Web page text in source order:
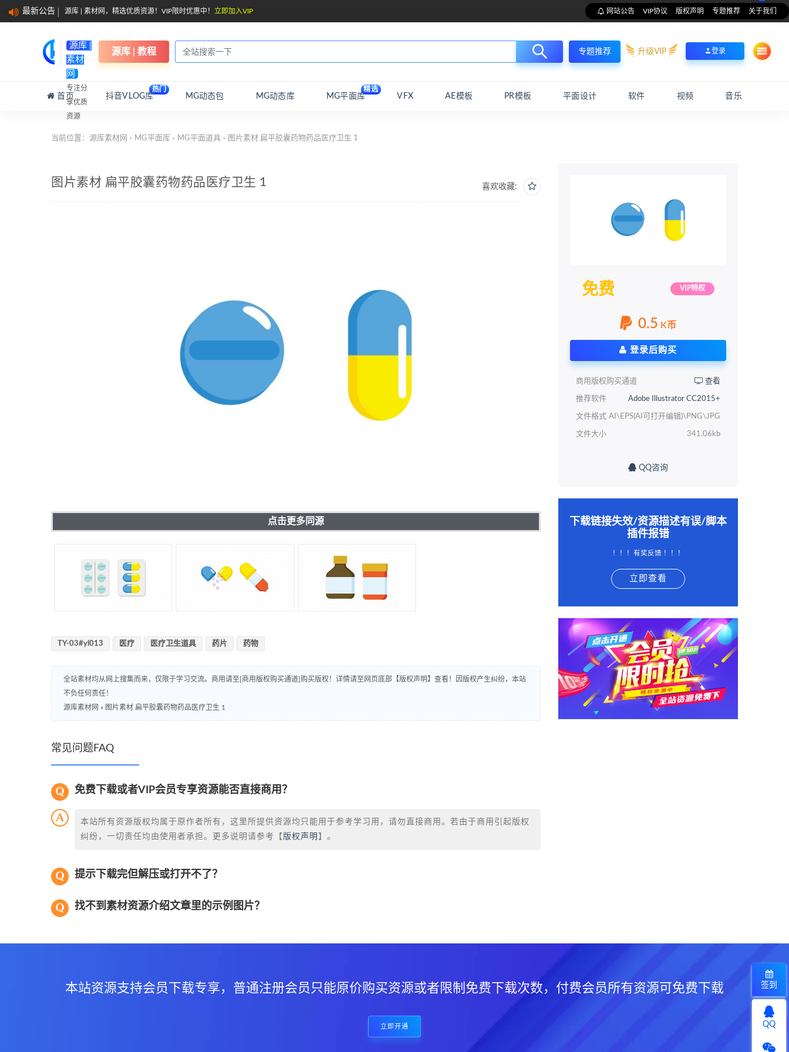
最新公告 源库 | 素材网，精选优质资源！VIP限时优惠中！ 立即加入VIP 网站公告 VIP协议 版权声明 专题推荐 关于我们
源库 |
素材
网
专注分
享优质
资源
源库 | 教程 专题推荐 升级VIP 登录
首页 抖音VLOG库
热门
MG动态包 MG动态库 MG平面库
精选
VFX AE模板 PR模板 平面设计 软件 视频 音乐
当前位置： 源库素材网 > MG平面库 > MG平面道具 > 图片素材 扁平胶囊药物药品医疗卫生 1
喜欢收藏:
图片素材 扁平胶囊药物药品医疗卫生 1
点击更多同源
TY-03#yl013 医疗 医疗卫生道具 药片 药物
全站素材均从网上搜集而来，仅限于学习交流。商用请至[商用版权购买通道]购买版权！详情请至网页底部【版权声明】查看！因版权产生纠纷，本站
不负任何责任！
源库素材网 » 图片素材 扁平胶囊药物药品医疗卫生 1
常见问题FAQ
免费下载或者VIP会员专享资源能否直接商用？
本站所有资源版权均属于原作者所有，这里所提供资源均只能用于参考学习用，请勿直接商用。若由于商用引起版权
纠纷，一切责任均由使用者承担。更多说明请参考【 版权声明 】。
提示下载完但解压或打开不了？
找不到素材资源介绍文章里的示例图片？
免费 VIP特权
0.5 K币
登录后购买
商用版权购买通道 查看
推荐软件 Adobe Illustrator CC2015+
文件格式 AI\EPS(AI可打开编辑)\PNG\JPG
文件大小 341.06kb
QQ咨询
下载链接失效/资源描述有误/脚本
插件报错
！！！有奖反馈 ！！！
立即查看
本站资源支持会员下载专享，普通注册会员只能原价购买资源或者限制免费下载次数，付费会员所有资源可免费下载
立即开通
签到
QQ